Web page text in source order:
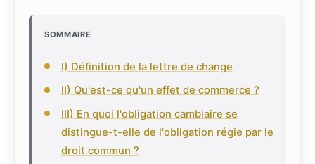
SOMMAIRE
I) Définition de la lettre de change
II) Qu'est-ce qu'un effet de commerce ?
III) En quoi l'obligation cambiaire se
distingue-t-elle de l'obligation régie par le
droit commun ?